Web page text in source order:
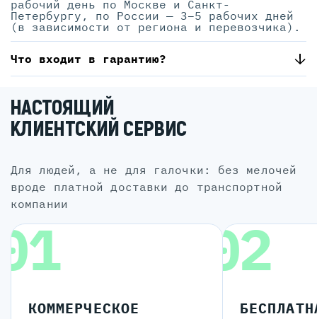
рабочий день по Москве и Санкт-
Петербургу, по России — 3–5 рабочих дней
(в зависимости от региона и перевозчика).
Что входит в гарантию?
НАСТОЯЩИЙ
КЛИЕНТСКИЙ СЕРВИС
для людей, а не для галочки: без мелочей
вроде платной доставки до транспортной
компании
КОММЕРЧЕСКОЕ
02